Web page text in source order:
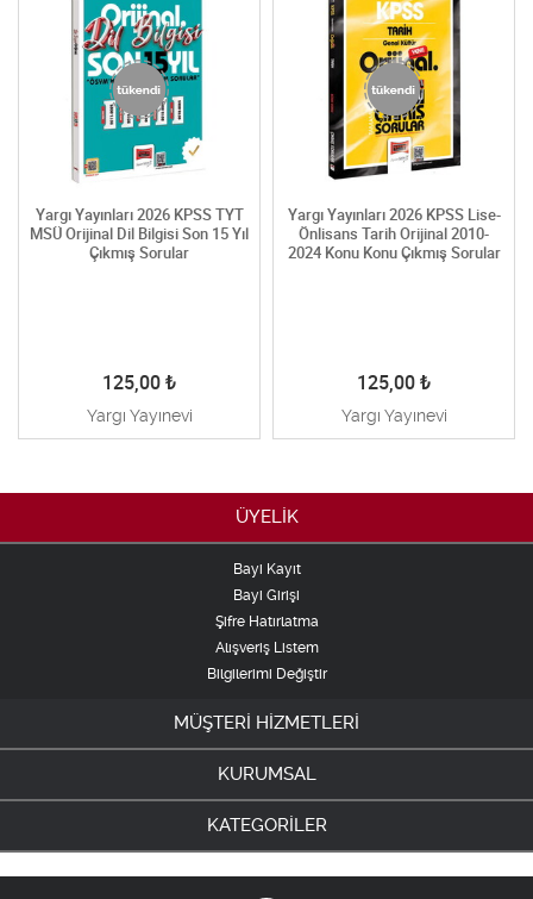
Yargı Yayınları 2026 KPSS TYT
MSÜ Orijinal Dil Bilgisi Son 15 Yıl
Çıkmış Sorular
125,00 ₺
Yargı Yayınevi
Yargı Yayınları 2026 KPSS Lise-
Önlisans Tarih Orijinal 2010-
2024 Konu Konu Çıkmış Sorular
125,00 ₺
Yargı Yayınevi
ÜYELİK
Bayi Kayıt
Bayi Girişi
Şifre Hatırlatma
Alışveriş Listem
Bilgilerimi Değiştir
MÜŞTERİ HİZMETLERİ
KURUMSAL
KATEGORİLER